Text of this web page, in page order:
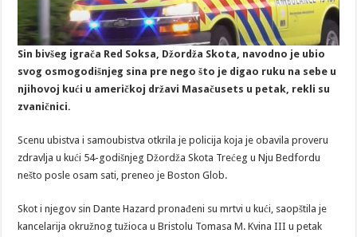
Sin bivšeg igrača Red Soksa, Džordža Skota, navodno je ubio
svog osmogodišnjeg sina pre nego što je digao ruku na sebe u
njihovoj kući u američkoj državi Masačusets u petak, rekli su
zvaničnici.
Scenu ubistva i samoubistva otkrila je policija koja je obavila proveru
zdravlja u kući 54-godišnjeg Džordža Skota Trećeg u Nju Bedfordu
nešto posle osam sati, preneo je Boston Glob.
Skot i njegov sin Dante Hazard pronađeni su mrtvi u kući, saopštila je
kancelarija okružnog tužioca u Bristolu Tomasa M. Kvina III u petak